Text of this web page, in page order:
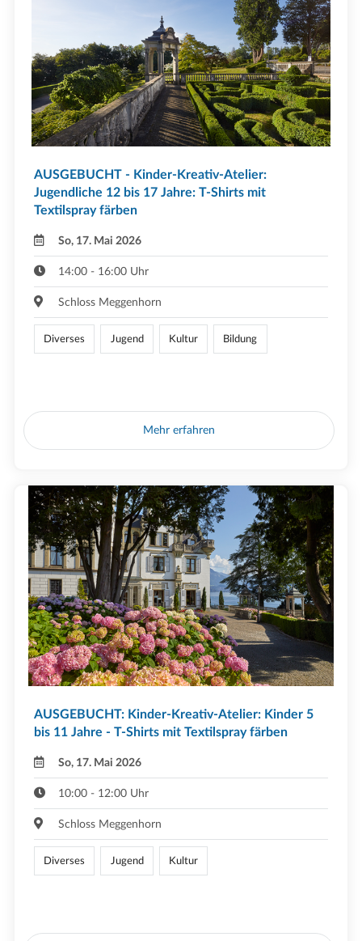
AUSGEBUCHT - Kinder-Kreativ-Atelier:
Jugendliche 12 bis 17 Jahre: T-Shirts mit
Textilspray färben
So, 17. Mai 2026
14:00 - 16:00 Uhr
Schloss Meggenhorn
Diverses Jugend Kultur Bildung
Mehr erfahren
AUSGEBUCHT: Kinder-Kreativ-Atelier: Kinder 5
bis 11 Jahre - T-Shirts mit Textilspray färben
So, 17. Mai 2026
10:00 - 12:00 Uhr
Schloss Meggenhorn
Diverses Jugend Kultur